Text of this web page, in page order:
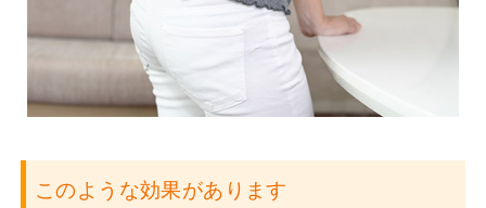
このような効果があります